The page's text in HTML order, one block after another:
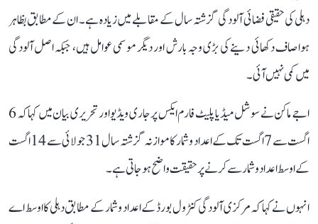
دہلی کی حقیقی فضائی آلودگی گزشتہ سال کے مقابلے میں زیادہ ہے۔ ان کے مطابق بظاہر
ہوا صاف دکھائی دینے کی بڑی وجہ بارش اور دیگر موسمی عوامل ہیں، جبکہ اصل آلودگی
میں کمی نہیں آئی۔
اجے ماکن نے سوشل میڈیا پلیٹ فارم ایکس پر جاری ویڈیو اور تحریری بیان میں کہا کہ 6
اگست سے 7 اگست تک کے اعداد و شمار کا موازنہ گزشتہ سال 31 جولائی سے 14 اگست
کے اوسط اعداد و شمار سے کرنے پر حقیقت واضح ہو جاتی ہے۔
انہوں نے کہا کہ مرکزی آلودگی کنٹرول بورڈ کے اعداد و شمار کے مطابق دہلی کا اوسط اے